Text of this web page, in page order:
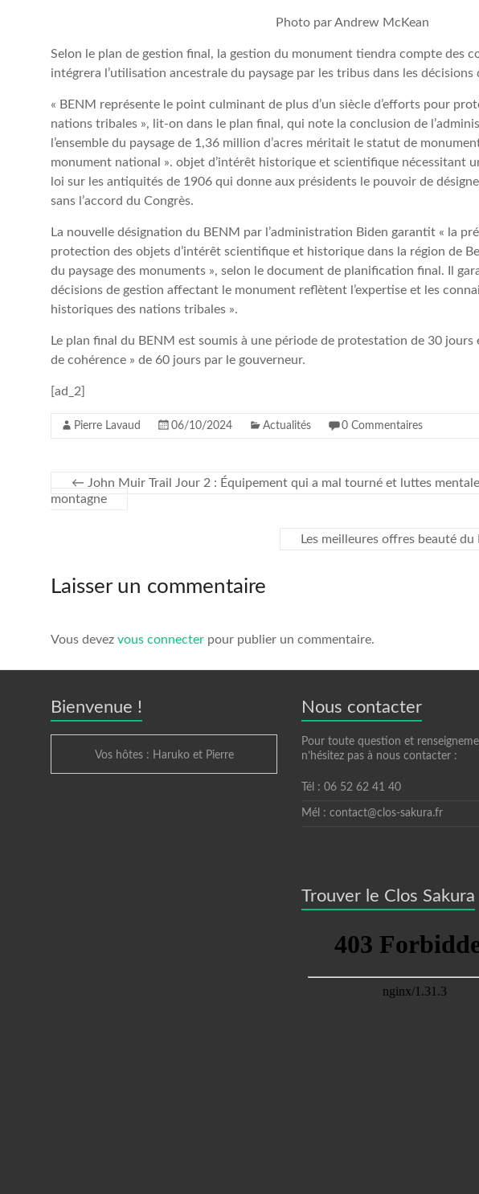
Photo par Andrew McKean
Selon le plan de gestion final, la gestion du monument tiendra compte des
intégrera l’utilisation ancestrale du paysage par les tribus dans les décisions
« BENM représente le point culminant de plus d’un siècle d’efforts pour
nations tribales », lit-on dans le plan final, qui note la conclusion de
l’ensemble du paysage de 1,36 million d’acres méritait le statut de
monument national ». objet d’intérêt historique et scientifique nécessitant
loi sur les antiquités de 1906 qui donne aux présidents le pouvoir de
sans l’accord du Congrès.
La nouvelle désignation du BENM par l’administration Biden garantit « la
protection des objets d’intérêt scientifique et historique dans la région de
du paysage des monuments », selon le document de planification final. Il
décisions de gestion affectant le monument reflètent l’expertise et les
historiques des nations tribales ».
Le plan final du BENM est soumis à une période de protestation de 30
de cohérence » de 60 jours par le gouverneur.
[ad_2]
Pierre Lavaud 06/10/2024 Actualités 0 Commentaires
← John Muir Trail Jour 2 : Équipement qui a mal tourné et luttes
montagne
Les meilleures offres beauté du
Laisser un commentaire
Vous devez vous connecter pour publier un commentaire.
Bienvenue !
Vos hôtes : Haruko et Pierre
Nous contacter
Pour toute question et
n’hésitez pas à nous contacter :
Tél : 06 52 62 41 40
Mél : contact@clos-sakura.fr
Trouver le Clos Sakura